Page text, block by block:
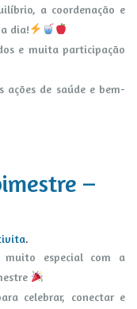
a coordenação e
dia!
e muita participação
de saúde e bem-
–
.
especial com a
celebrar, conectar e